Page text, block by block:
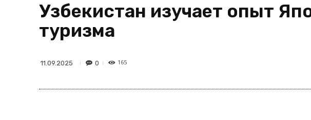
Узбекистан изучает опыт
туризма
11.09.2025 0 165